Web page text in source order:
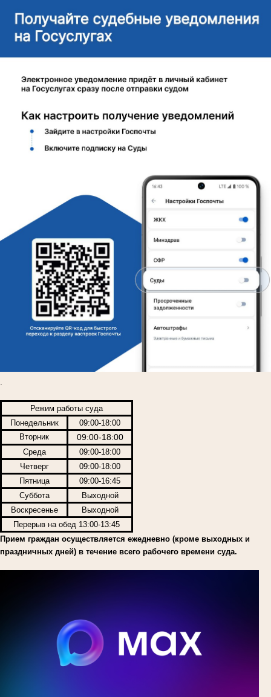
Режим работы суда
Понедельник
09:00-18:00
Вторник
09:00-18:00
Среда
09:00-18:00
Четверг
09:00-18:00
Пятница
09:00-16:45
Суббота
Выходной
Воскресенье
Выходной
Перерыв на обед 13:00-13:45
Прием граждан осуществляется ежедневно (кроме выходных и
праздничных дней) в течение всего рабочего времени суда.